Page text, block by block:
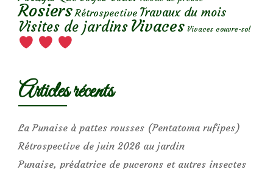
Rosiers Rétrospective Travaux du mois
Visites de jardins Vivaces Vivaces couvre-sol
Articles récents
La Punaise à pattes rousses (Pentatoma rufipes)
Rétrospective de juin 2026 au jardin
Punaise, prédatrice de pucerons et autres insectes